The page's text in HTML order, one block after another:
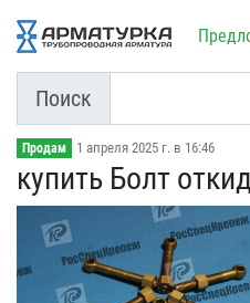
Поиск
Продам 1 апреля 2025 г. в 16:46
купить Болт